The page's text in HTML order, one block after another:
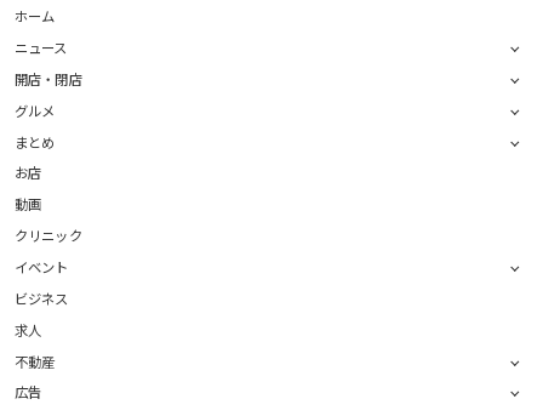
ホーム
ニュース
開店・閉店
グルメ
まとめ
お店
動画
クリニック
イベント
ビジネス
求人
不動産
広告